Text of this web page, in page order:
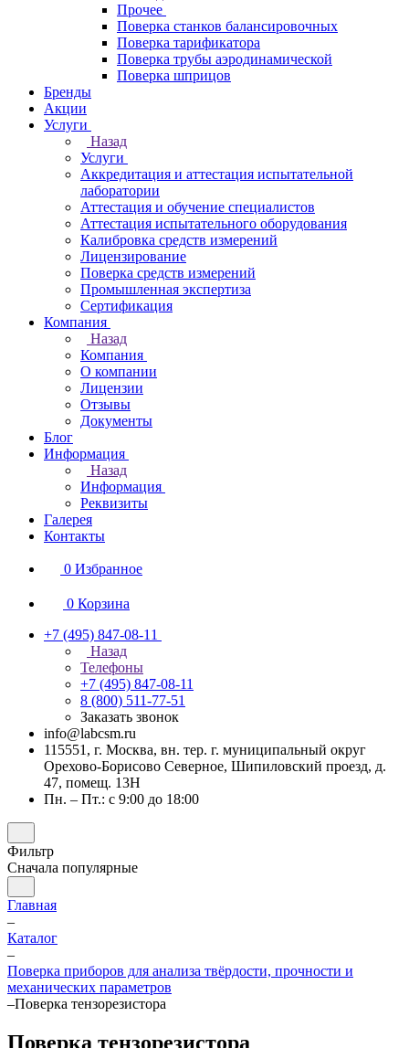
Прочее
Поверка станков балансировочных
Поверка тарификатора
Поверка трубы аэродинамической
Поверка шприцов
Бренды
Акции
Услуги
Назад
Услуги
Аккредитация и аттестация испытательной
лаборатории
Аттестация и обучение специалистов
Аттестация испытательного оборудования
Калибровка средств измерений
Лицензирование
Поверка средств измерений
Промышленная экспертиза
Сертификация
Компания
Назад
Компания
О компании
Лицензии
Отзывы
Документы
Блог
Информация
Назад
Информация
Реквизиты
Галерея
Контакты
0 Избранное
0 Корзина
+7 (495) 847-08-11
Назад
Телефоны
+7 (495) 847-08-11
8 (800) 511-77-51
Заказать звонок
info@labcsm.ru
115551, г. Москва, вн. тер. г. муниципальный округ
Орехово-Борисово Северное, Шипиловский проезд, д.
47, помещ. 13Н
Пн. – Пт.: с 9:00 до 18:00
Фильтр
Сначала популярные
Главная
–
Каталог
–
Поверка приборов для анализа твёрдости, прочности и
механических параметров
–Поверка тензорезистора
Поверка тензорезистора